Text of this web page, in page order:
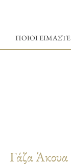
ΠΟΙΟΙ ΕΙΜΑΣΤΕ
Γάζα Άκουα